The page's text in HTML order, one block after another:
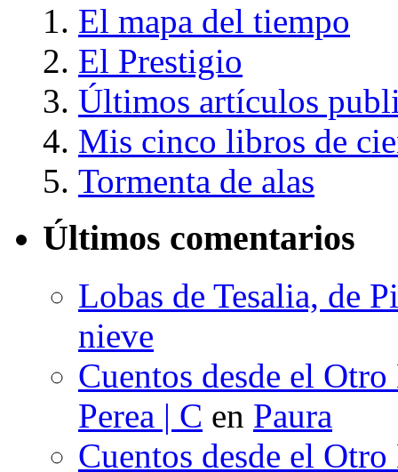
El mapa del tiempo
El Prestigio
Últimos artículos
Mis cinco libros de
Tormenta de alas
Últimos comentarios
Lobas de Tesalia, de
nieve
Cuentos desde el
Perea | C en Paura
Cuentos desde el